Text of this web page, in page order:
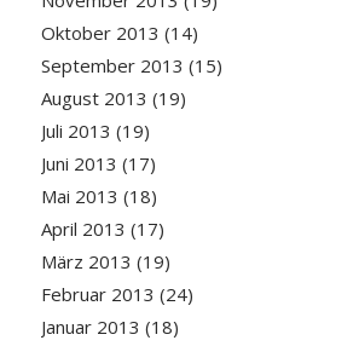
Oktober 2013 (14)
September 2013 (15)
August 2013 (19)
Juli 2013 (19)
Juni 2013 (17)
Mai 2013 (18)
April 2013 (17)
März 2013 (19)
Februar 2013 (24)
Januar 2013 (18)